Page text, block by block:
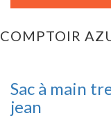
COMPTOIR
Sac à main
jean